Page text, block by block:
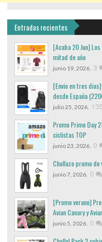
Entradas recientes
[Acaba 20 Jun]
mitad de año
junio 19, 2026, 3
[Envio en tres
desde España
julio 25, 2026, 135
Promo Prime Day
ciclistas TOP
junio 23, 2026, 0
Chollazo promo de
junio 7, 2026, 0
[Promo verano]
Avian Canary y
junio 5, 2026, 0